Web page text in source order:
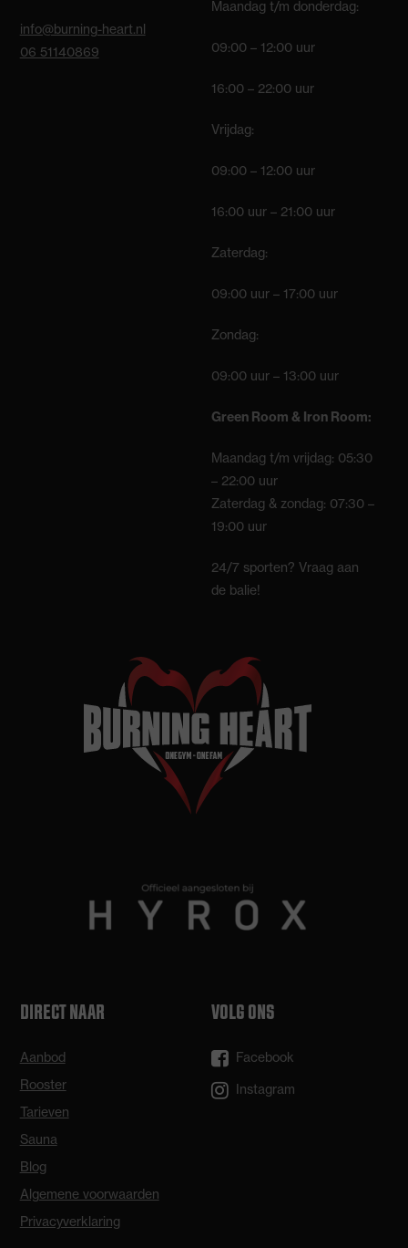
info@burning-heart.nl
06 51140869
Maandag t/m donderdag:
09:00 – 12:00 uur
16:00 – 22:00 uur
Vrijdag:
09:00 – 12:00 uur
16:00 uur – 21:00 uur
Zaterdag:
09:00 uur – 17:00 uur
Zondag:
09:00 uur – 13:00 uur
Green Room & Iron Room:
Maandag t/m vrijdag: 05:30
– 22:00 uur
Zaterdag & zondag: 07:30 –
19:00 uur
24/7 sporten? Vraag aan
de balie!
DIRECT NAAR
Aanbod
Rooster
Tarieven
Sauna
Blog
Algemene voorwaarden
Privacyverklaring
VOLG ONS
Facebook
Instagram